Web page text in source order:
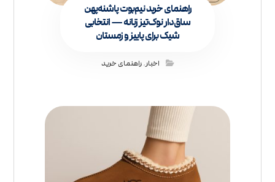
راهنمای خرید نیم‌بوت پاشنه‌پهن
ساق‌دار نوک‌تیز زنانه — انتخابی
شیک برای پاییز و زمستان
اخبار,راهنمای خرید